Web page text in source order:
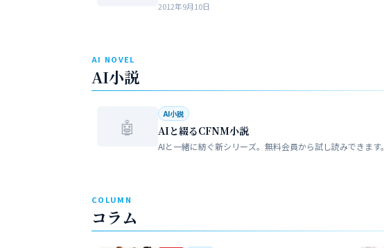
2012年9月10日
AI NOVEL
AI小説
🤖
AI小説
AIと綴るCFNM小説
AIと一緒に紡ぐ新シリーズ。無料会員から試し読みできます。
COLUMN
コラム